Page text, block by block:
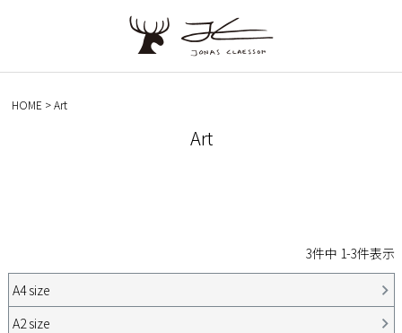
HOME Art
Art
3件中 1-3件表示
A4 size
A2 size